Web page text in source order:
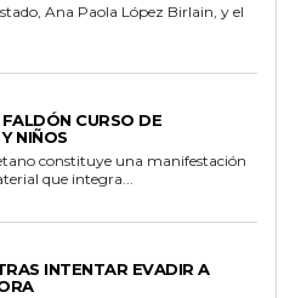
Ana Paola López Birlain, y el
CURSO DE
NIÑOS
constituye una manifestación
que integra...
INTENTAR EVADIR A